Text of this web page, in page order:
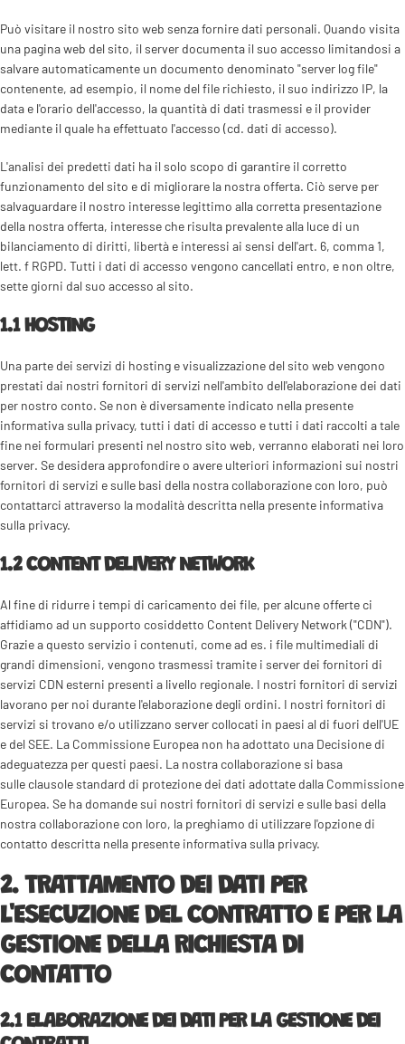
Può visitare il nostro sito web senza fornire dati personali. Quando visita
una pagina web del sito, il server documenta il suo accesso limitandosi a
salvare automaticamente un documento denominato "server log file"
contenente, ad esempio, il nome del file richiesto, il suo indirizzo IP, la
data e l'orario dell'accesso, la quantità di dati trasmessi e il provider
mediante il quale ha effettuato l'accesso (cd. dati di accesso).
L'analisi dei predetti dati ha il solo scopo di garantire il corretto
funzionamento del sito e di migliorare la nostra offerta. Ciò serve per
salvaguardare il nostro interesse legittimo alla corretta presentazione
della nostra offerta, interesse che risulta prevalente alla luce di un
bilanciamento di diritti, libertà e interessi ai sensi dell'art. 6, comma 1,
lett. f RGPD. Tutti i dati di accesso vengono cancellati entro, e non oltre,
sette giorni dal suo accesso al sito.
1.1 HOSTING
Una parte dei servizi di hosting e visualizzazione del sito web vengono
prestati dai nostri fornitori di servizi nell'ambito dell'elaborazione dei dati
per nostro conto. Se non è diversamente indicato nella presente
informativa sulla privacy, tutti i dati di accesso e tutti i dati raccolti a tale
fine nei formulari presenti nel nostro sito web, verranno elaborati nei loro
server. Se desidera approfondire o avere ulteriori informazioni sui nostri
fornitori di servizi e sulle basi della nostra collaborazione con loro, può
contattarci attraverso la modalità descritta nella presente informativa
sulla privacy.
1.2 CONTENT DELIVERY NETWORK
Al fine di ridurre i tempi di caricamento dei file, per alcune offerte ci
affidiamo ad un supporto cosiddetto Content Delivery Network ("CDN").
Grazie a questo servizio i contenuti, come ad es. i file multimediali di
grandi dimensioni, vengono trasmessi tramite i server dei fornitori di
servizi CDN esterni presenti a livello regionale. I nostri fornitori di servizi
lavorano per noi durante l'elaborazione degli ordini. I nostri fornitori di
servizi si trovano e/o utilizzano server collocati in paesi al di fuori dell'UE
e del SEE. La Commissione Europea non ha adottato una Decisione di
adeguatezza per questi paesi. La nostra collaborazione si basa
sulle clausole standard di protezione dei dati adottate dalla Commissione
Europea. Se ha domande sui nostri fornitori di servizi e sulle basi della
nostra collaborazione con loro, la preghiamo di utilizzare l'opzione di
contatto descritta nella presente informativa sulla privacy.
2. TRATTAMENTO DEI DATI PER
L'ESECUZIONE DEL CONTRATTO E PER LA
GESTIONE DELLA RICHIESTA DI
CONTATTO
2.1 ELABORAZIONE DEI DATI PER LA GESTIONE DEI